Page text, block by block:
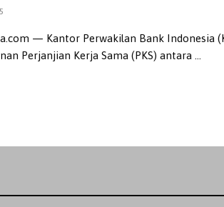
— Kantor Perwakilan Bank Indonesia
Perjanjian Kerja Sama (PKS) antara ...